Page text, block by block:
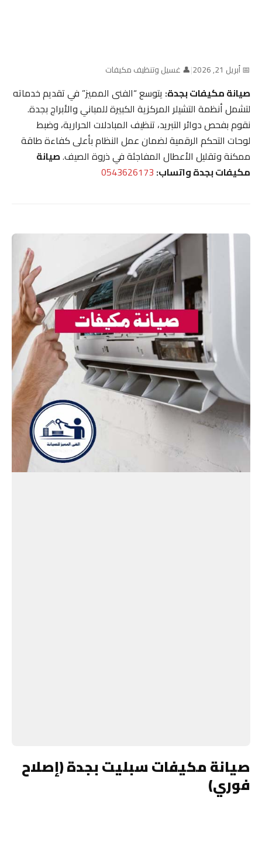
📅 أبريل 21, 2026 |👤 غسيل وتنظيف مكيفات
صيانة مكيفات بجدة:يتوسع “الفنى المميز” في تقديم خدماته
لتشمل أنظمة التشيلر المركزية الكبيرة للمباني والأبراج بجدة.
نقوم بفحص دوائر التبريد، تنظيف المبادلات الحرارية، وضبط
لوحات التحكم الرقمية لضمان عمل النظام بأعلى كفاءة طاقة
ممكنة وتقليل الأعطال المفاجئة في ذروة الصيف.صيانة
مكيفات بجدة واتساب:0543626173
صيانة مكيفات سبليت بجدة (إصلاح
فوري)